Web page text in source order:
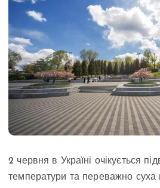
2 червня в Україні очікується
температури та переважно суха